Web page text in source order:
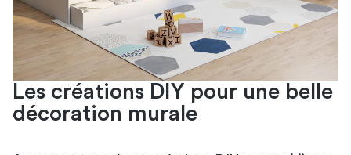
Les créations DIY pour une belle
décoration murale